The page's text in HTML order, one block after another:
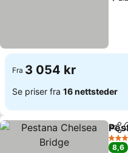
Fra 3 054 kr
Se priser fra 16 nettsteder
Del
4
8,6